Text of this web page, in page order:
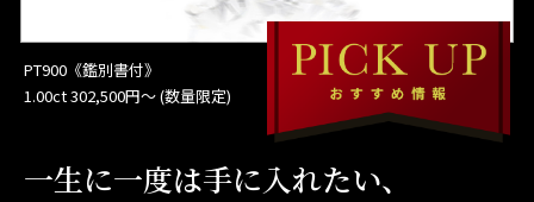
PT900《鑑別書付》
1.00ct 302,500円〜 (数量限定)
一生に一度は手に入れたい、